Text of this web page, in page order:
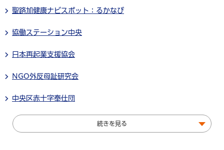
聖路加健康ナビスポット：るかなび
協働ステーション中央
日本再起業支援協会
NGO外反母趾研究会
中央区赤十字奉仕団
続きを見る